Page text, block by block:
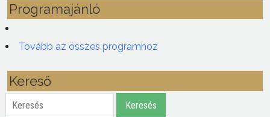
Programajánló
Tovább az összes programhoz
Kereső
Keresés Keresés